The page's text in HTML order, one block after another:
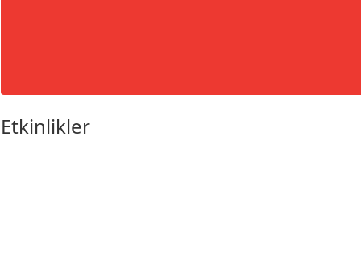
Etkinlikler